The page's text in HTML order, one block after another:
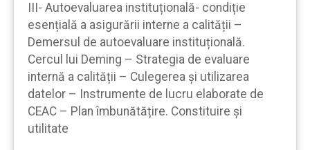
III- Autoevaluarea instituțională- condiție
esențială a asigurării interne a calității –
Demersul de autoevaluare instituțională.
Cercul lui Deming – Strategia de evaluare
internă a calității – Culegerea și utilizarea
datelor – Instrumente de lucru elaborate de
CEAC – Plan îmbunătățire. Constituire și
utilitate